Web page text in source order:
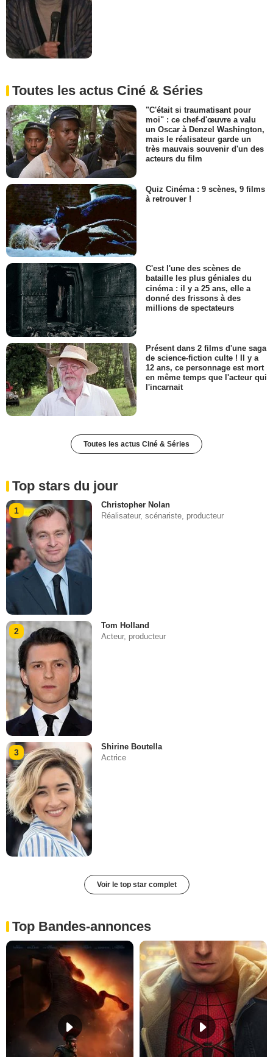
Toutes les actus Ciné & Séries
"C'était si traumatisant pour
moi" : ce chef-d'œuvre a valu
un Oscar à Denzel Washington,
mais le réalisateur garde un
très mauvais souvenir d'un des
acteurs du film
Quiz Cinéma : 9 scènes, 9 films
à retrouver !
C'est l'une des scènes de
bataille les plus géniales du
cinéma : il y a 25 ans, elle a
donné des frissons à des
millions de spectateurs
Présent dans 2 films d'une saga
de science-fiction culte ! Il y a
12 ans, ce personnage est mort
en même temps que l'acteur qui
l'incarnait
Toutes les actus Ciné & Séries
Top stars du jour
1
Christopher Nolan
Réalisateur, scénariste, producteur
2
Tom Holland
Acteur, producteur
3
Shirine Boutella
Actrice
Voir le top star complet
Top Bandes-annonces